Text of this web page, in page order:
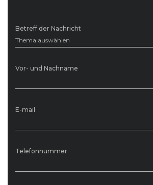
Betreff der Nachricht
Thema auswählen
Vor- und Nachname
E-mail
Telefonnummer